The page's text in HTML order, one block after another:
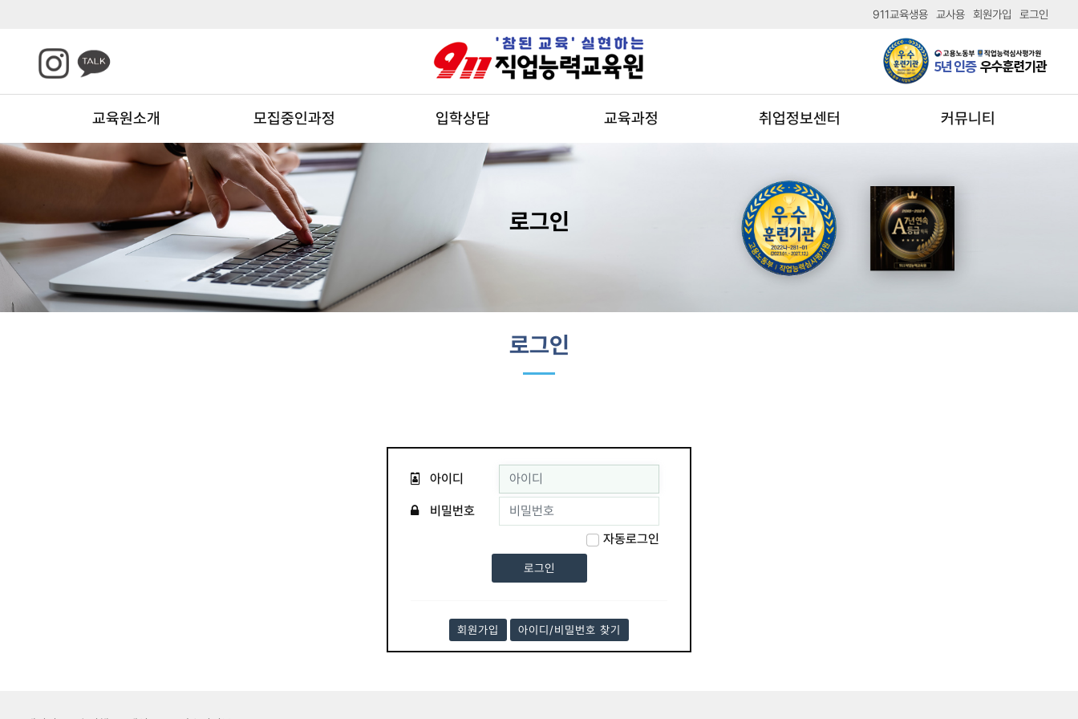
911교육생용 교사용 회원가입 로그인
교육원소개 모집중인과정 입학상담 교육과정 취업정보센터 커뮤니티
로그인
로그인
아이디
비밀번호
자동로그인
회원가입 아이디/비밀번호 찾기